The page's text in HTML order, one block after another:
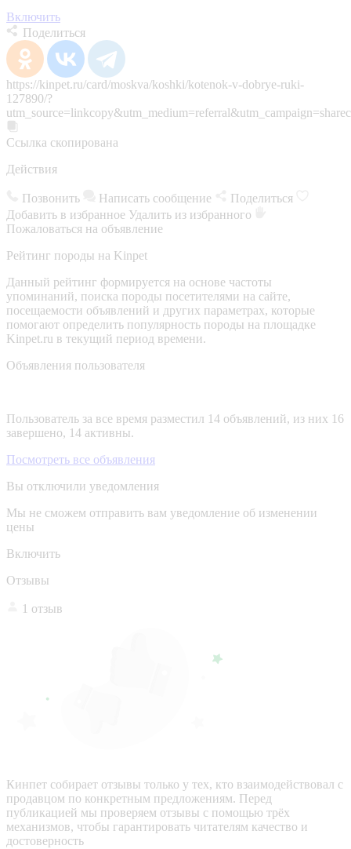
Включить
Поделиться
https://kinpet.ru/card/moskva/koshki/kotenok-v-dobrye-ruki-
127890/?
Ссылка скопирована
Действия
Позвонить Написать сообщение
Поделиться
Добавить в избранное Удалить из избранного
Пожаловаться на объявление
Рейтинг породы на Kinpet
Данный рейтинг формируется на основе частоты
упоминаний, поиска породы посетителями на сайте,
посещаемости объявлений и других параметрах, которые
помогают определить популярность породы на площадке
Kinpet.ru в текущий период времени.
Объявления пользователя
Пользователь за все время разместил 14 объявлений, из них 16
завершено, 14 активны.
Посмотреть все объявления
Вы отключили уведомления
Мы не сможем отправить вам уведомление об изменении
цены
Включить
Отзывы
1 отзыв
Кинпет собирает отзывы только у тех, кто взаимодействовал с
продавцом по конкретным предложениям. Перед
публикацией мы проверяем отзывы с помощью трёх
механизмов, чтобы гарантировать читателям качество и
достоверность